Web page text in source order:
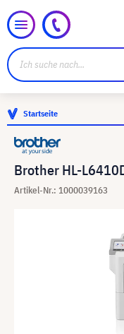
Startseite
Brother HL-
Artikel-Nr.: 1000039163